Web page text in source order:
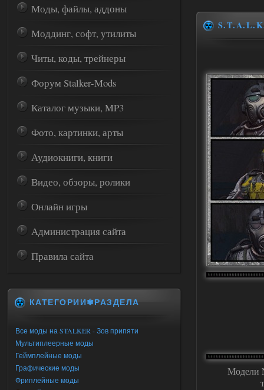
Модели
Моды, файлы, аддоны
Моддинг, софт, утилиты
Читы, коды, трейнеры
Форум Stalker-Mods
Каталог музыки, MP3
Фото, картинки, арты
Аудиокниги, книги
Видео, обзоры, ролики
Онлайн игры
Администрация сайта
Правила сайта
КАТЕГОРИИ✾РАЗДЕЛА
Все моды на STALKER - Зов припяти
Мультиплеерные моды
Геймплейные моды
Графические моды
Фриплейные моды